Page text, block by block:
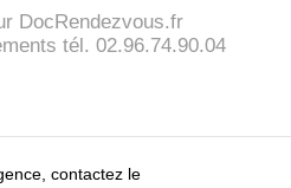
DocRendezvous.fr
tél. 02.96.74.90.04
contactez le